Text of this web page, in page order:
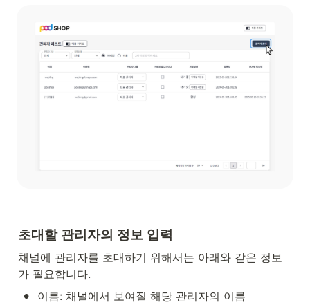
초대할 관리자의 정보 입력
채널에 관리자를 초대하기 위해서는 아래와 같은 정보
가 필요합니다.
• 이름: 채널에서 보여질 해당 관리자의 이름